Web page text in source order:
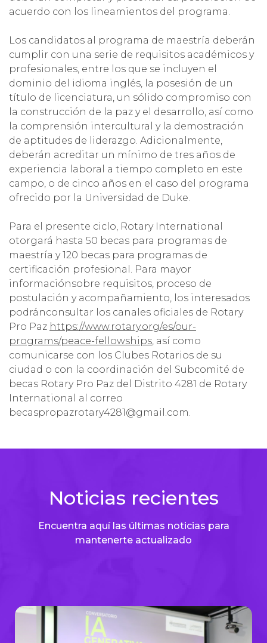
acuerdo con los lineamientos del programa.
Los candidatos al programa de maestría deberán
cumplir con una serie de requisitos académicos y
profesionales, entre los que se incluyen el
dominio del idioma inglés, la posesión de un
título de licenciatura, un sólido compromiso con
la construcción de la paz y el desarrollo, así como
la comprensión intercultural y la demostración
de aptitudes de liderazgo. Adicionalmente,
deberán acreditar un mínimo de tres años de
experiencia laboral a tiempo completo en este
campo, o de cinco años en el caso del programa
ofrecido por la Universidad de Duke.
Para el presente ciclo, Rotary International
otorgará hasta 50 becas para programas de
maestría y 120 becas para programas de
certificación profesional. Para mayor
informaciónsobre requisitos, proceso de
postulación y acompañamiento, los interesados
podránconsultar los canales oficiales de Rotary
Pro Paz https://www.rotary.org/es/our-
programs/peace-fellowships, así como
comunicarse con los Clubes Rotarios de su
ciudad o con la coordinación del Subcomité de
becas Rotary Pro Paz del Distrito 4281 de Rotary
International al correo
becaspropazrotary4281@gmail.com.
Noticias recientes
Encuentra aquí las últimas noticias para
mantenerte actualizado